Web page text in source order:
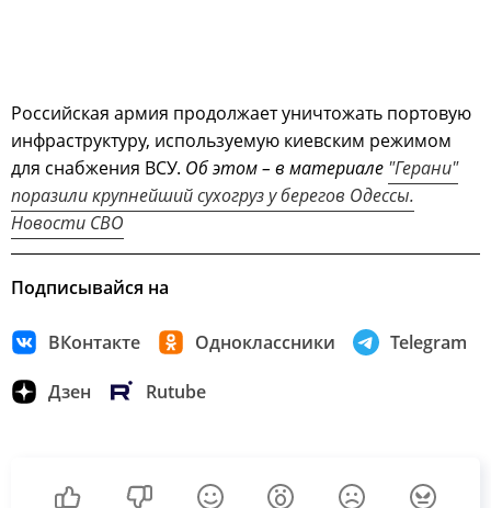
Российская армия продолжает уничтожать портовую
инфраструктуру, используемую киевским режимом
для снабжения ВСУ. Об этом – в материале "Герани"
поразили крупнейший сухогруз у берегов Одессы.
Новости СВО
Подписывайся на
ВКонтакте Одноклассники Telegram
Дзен Rutube